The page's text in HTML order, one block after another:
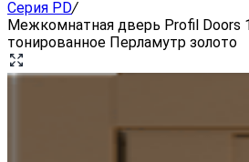
Серия PD/
Межкомнатная дверь Profil Doors
тонированное Перламутр золото